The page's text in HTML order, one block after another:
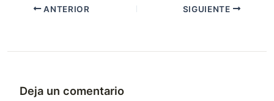
ANTERIOR SIGUIENTE
Deja un comentario